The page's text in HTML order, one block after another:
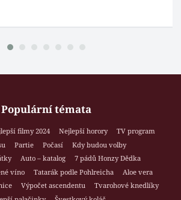
Populární témata
filmy 2024 Nejlepší horory
TV program
Partie Počasí
Kdy budou volby
Auto – katalog
7 pádů Honzy Dědka
víno Tatarák podle Pohlreicha
Aloe vera
Výpočet ascendentu
Tvarohové knedlíky